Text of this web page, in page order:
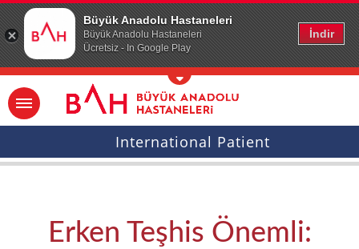
Büyük Anadolu Hastaneleri
Büyük Anadolu Hastaneleri
Ücretsiz - In Google Play
İndir
Ana icerige atla
International Patient
Erken Teşhis Önemli: